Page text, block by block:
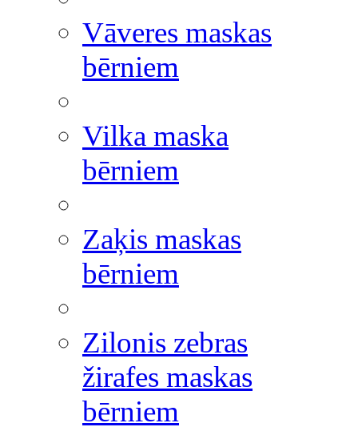
Vāveres maskas
bērniem
Vilka maska
bērniem
Zaķis maskas
bērniem
Zilonis zebras
žirafes maskas
bērniem